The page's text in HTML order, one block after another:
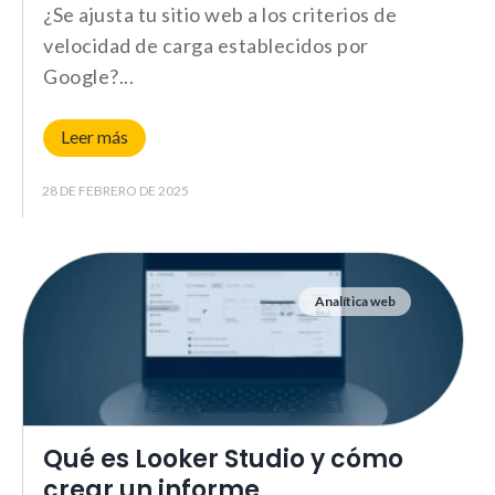
¿Se ajusta tu sitio web a los criterios de
velocidad de carga establecidos por
Google?
Leer más
28 DE FEBRERO DE 2025
Analítica web
Qué es Looker Studio y cómo